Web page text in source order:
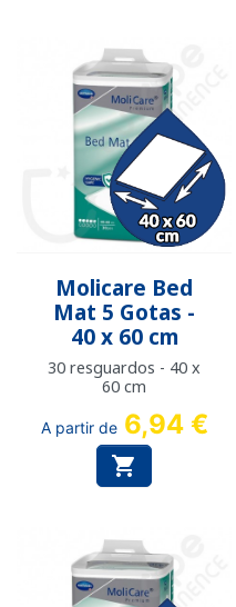
Molicare Bed
Mat 5 Gotas -
40 x 60 cm
30 resguardos - 40 x
60 cm
A partir de 6,94 €
